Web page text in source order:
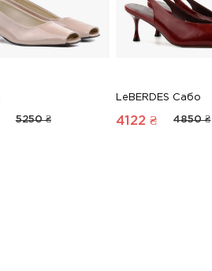
5250 ₴
LeBERDES Сабо
4122 ₴ 4850 ₴